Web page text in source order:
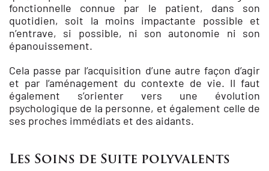
fonctionnelle connue par le patient, dans son
quotidien, soit la moins impactante possible et
n’entrave, si possible, ni son autonomie ni son
épanouissement.
Cela passe par l’acquisition d’une autre façon d’agir
et par l’aménagement du contexte de vie. Il faut
également s’orienter vers une évolution
psychologique de la personne, et également celle de
ses proches immédiats et des aidants.
Les Soins de Suite polyvalents